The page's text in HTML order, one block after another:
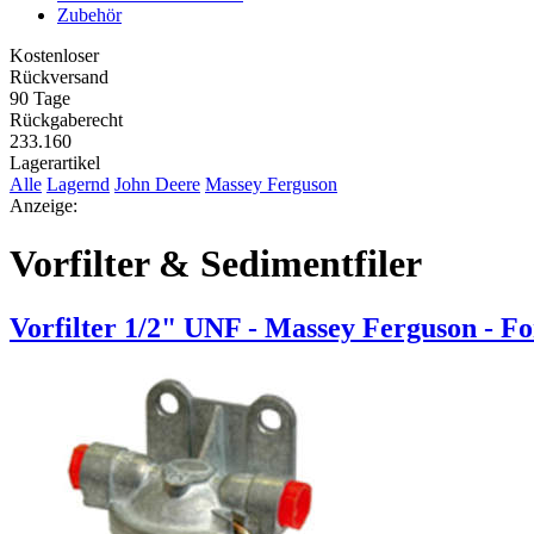
Zubehör
Kostenloser
Rückversand
90 Tage
Rückgaberecht
233.160
Lagerartikel
Alle Lagernd John Deere Massey Ferguson
Anzeige:
Vorfilter & Sedimentfiler
Vorfilter 1/2" UNF - Massey Ferguson -